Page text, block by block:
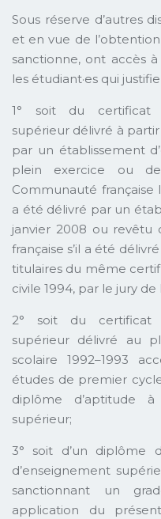
Sous réserve d’autres
et en vue de
sanctionne, ont accès
les étudiant·es qui
1° soit du certificat
supérieur délivré à partir
par un établissement
plein exercice ou
Communauté française
a été délivré par un
janvier 2008 ou revêtu
française s’il a été
titulaires du même
civile 1994, par le jury
2° soit du certificat
supérieur délivré au
scolaire 1992–1993
études de premier
diplôme d’aptitude
supérieur;
3° soit d’un diplôme
d’enseignement
sanctionnant un
application du